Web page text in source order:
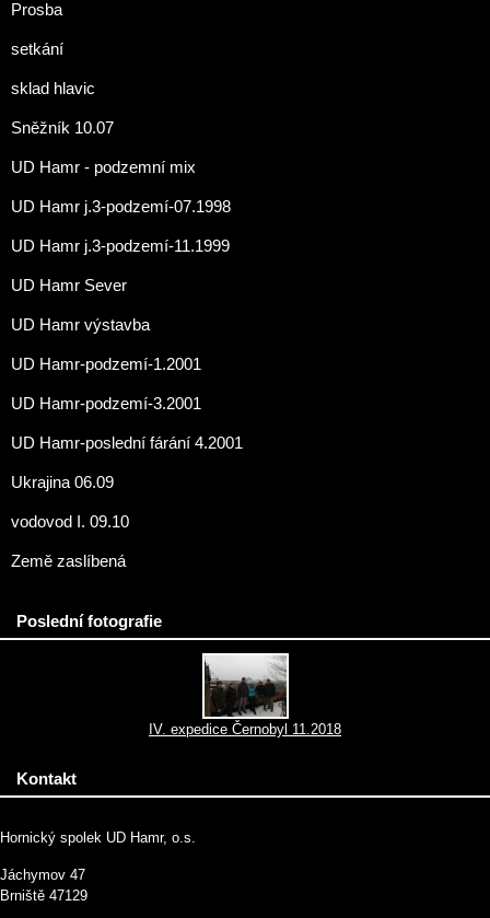
Prosba
setkání
sklad hlavic
Sněžník 10.07
UD Hamr - podzemní mix
UD Hamr j.3-podzemí-07.1998
UD Hamr j.3-podzemí-11.1999
UD Hamr Sever
UD Hamr výstavba
UD Hamr-podzemí-1.2001
UD Hamr-podzemí-3.2001
UD Hamr-poslední fárání 4.2001
Ukrajina 06.09
vodovod I. 09.10
Země zaslíbená
Poslední fotografie
IV. expedice Černobyl 11.2018
Kontakt
Hornický spolek UD Hamr, o.s.
Jáchymov 47
Brniště 47129